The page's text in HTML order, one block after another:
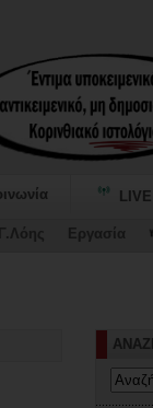
LIVE
Γ.Λόης Εργασία
Σικυωνίων...